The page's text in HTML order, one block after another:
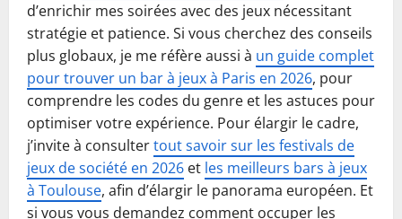
d’enrichir mes soirées avec des jeux nécessitant
stratégie et patience. Si vous cherchez des conseils
plus globaux, je me réfère aussi à un guide complet
pour trouver un bar à jeux à Paris en 2026, pour
comprendre les codes du genre et les astuces pour
optimiser votre expérience. Pour élargir le cadre,
j’invite à consultertout savoir sur les festivals de
jeux de société en 2026 et les meilleurs bars à jeux
à Toulouse, afin d’élargir le panorama européen. Et
si vous vous demandez comment occuper les